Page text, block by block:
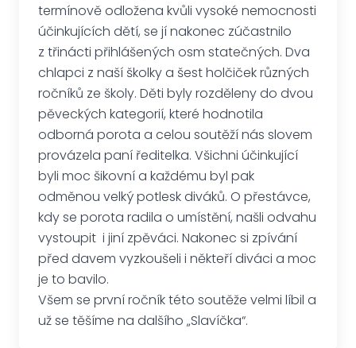
termínově odložena kvůli vysoké nemocnosti
účinkujících dětí, se jí nakonec zúčastnilo
z třinácti přihlášených osm statečných. Dva
chlapci z naší školky a šest holčiček různých
ročníků ze školy. Děti byly rozděleny do dvou
pěveckých kategorií, které hodnotila
odborná porota a celou soutěží nás slovem
provázela paní ředitelka. Všichni účinkující
byli moc šikovní a každému byl pak
odměnou velký potlesk diváků. O přestávce,
kdy se porota radila o umístění, našli odvahu
vystoupit i jiní zpěváci. Nakonec si zpívání
před davem vyzkoušeli i někteří diváci a moc
je to bavilo.
Všem se první ročník této soutěže velmi líbil a
už se těšíme na dalšího „Slavíčka“.